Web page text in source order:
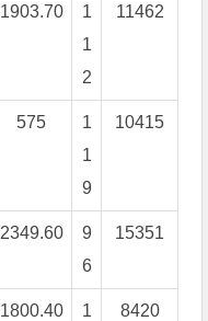
1903.70
1
1
2
11462
575
1
1
9
10415
2349.60
9
6
15351
1800.40
1
8420